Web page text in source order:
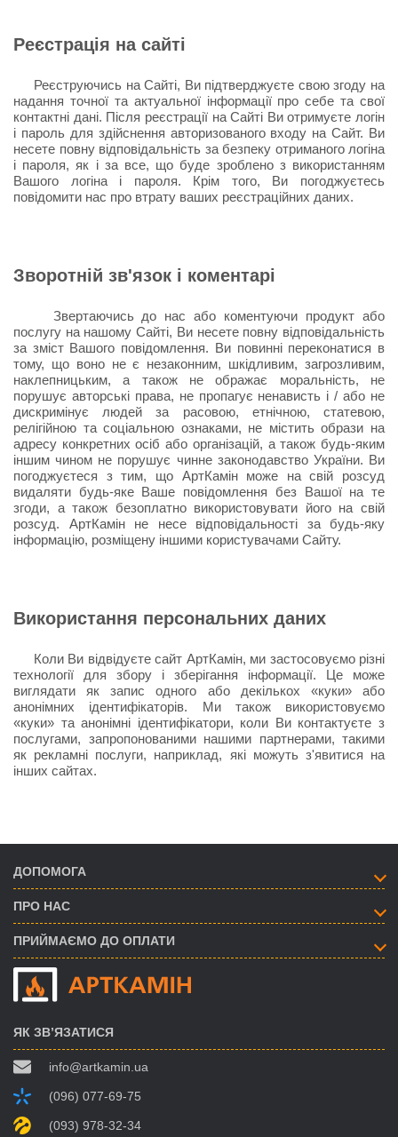
Реєстрація на сайті
Реєструючись на Сайті, Ви підтверджуєте свою згоду на
надання точної та актуальної інформації про себе та свої
контактні дані. Після реєстрації на Сайті Ви отримуєте логін
і пароль для здійснення авторизованого входу на Сайт. Ви
несете повну відповідальність за безпеку отриманого логіна
і пароля, як і за все, що буде зроблено з використанням
Вашого логіна і пароля. Крім того, Ви погоджуєтесь
повідомити нас про втрату ваших реєстраційних даних.
Зворотній зв'язок і коментарі
Звертаючись до нас або коментуючи продукт або
послугу на нашому Сайті, Ви несете повну відповідальність
за зміст Вашого повідомлення. Ви повинні переконатися в
тому, що воно не є незаконним, шкідливим, загрозливим,
наклепницьким, а також не ображає моральність, не
порушує авторські права, не пропагує ненависть і / або не
дискримінує людей за расовою, етнічною, статевою,
релігійною та соціальною ознаками, не містить образи на
адресу конкретних осіб або організацій, а також будь-яким
іншим чином не порушує чинне законодавство України. Ви
погоджуєтеся з тим, що АртКамін може на свій розсуд
видаляти будь-яке Ваше повідомлення без Вашої на те
згоди, а також безоплатно використовувати його на свій
розсуд. АртКамін не несе відповідальності за будь-яку
інформацію, розміщену іншими користувачами Сайту.
Використання персональних даних
Коли Ви відвідуєте сайт АртКамін, ми застосовуємо різні
технології для збору і зберігання інформації. Це може
виглядати як запис одного або декількох «куки» або
анонімних ідентифікаторів. Ми також використовуємо
«куки» та анонімні ідентифікатори, коли Ви контактуєте з
послугами, запропонованими нашими партнерами, такими
як рекламні послуги, наприклад, які можуть з'явитися на
інших сайтах.
ДОПОМОГА
ПРО НАС
ПРИЙМАЄМО ДО ОПЛАТИ
ЯК ЗВ’ЯЗАТИСЯ
info@artkamin.ua
(096) 077-69-75
(093) 978-32-34